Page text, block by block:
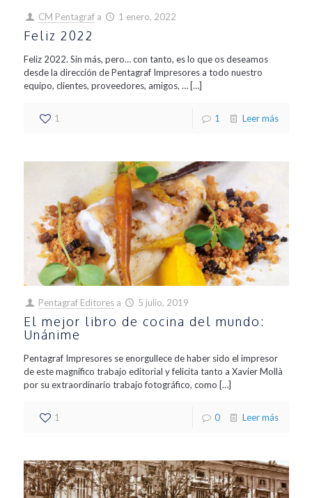
CM Pentagraf a 1 enero, 2022
Feliz 2022
Feliz 2022. Sin más, pero… con tanto, es lo que os deseamos
desde la dirección de Pentagraf Impresores a todo nuestro
equipo, clientes, proveedores, amigos, …[…]
1 1 Leer más
Pentagraf Editores a 5 julio, 2019
El mejor libro de cocina del mundo:
Unánime
Pentagraf Impresores se enorgullece de haber sido el impresor
de este magnífico trabajo editorial y felicita tanto a Xavier Mollà
por su extraordinario trabajo fotográfico, como […]
1 0 Leer más